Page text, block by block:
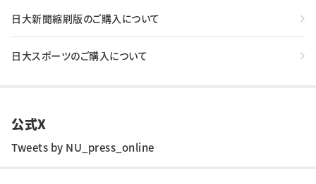
日大新聞縮刷版のご購入について
日大スポーツのご購入について
公式X
Tweets by NU_press_online